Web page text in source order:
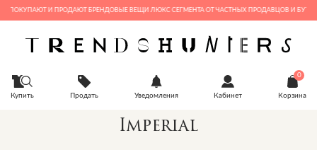
ПОКУПАЮТ И ПРОДАЮТ БРЕНДОВЫЕ ВЕЩИ ЛЮКС СЕГМЕНТА ОТ ЧАСТНЫХ ПРОДАВЦОВ И
Купить Продать Уведомления Кабинет
0
Корзина
Imperial